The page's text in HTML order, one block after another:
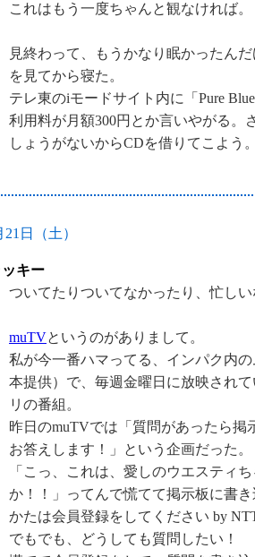
これはもう一度ちゃんと観なければ。
見終わって、もうかなり眠かったん
を見てから寝た。
テレ東のiモードサイト内に「Pure
利用料が月額300円とか言いやがる。
しょうがないからCDを借りてこよう
21日（土）
キー
ついてたりついてなかったり、忙しい
muTVというのがありまして。
私が今一番ハマってる、インパク内
本提供）で、毎週金曜日に放映され
リの番組。
昨日のmuTVでは「質問があったら
お答えします！」という企画だった。
「こっ、これは、愛しのウエスティ
か！！」ってんで慌てて掲示板に書
かたは会員登録をしてください by
でもでも、どうしても質問したい！